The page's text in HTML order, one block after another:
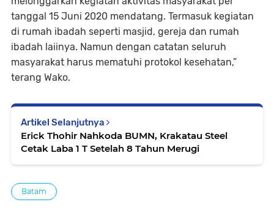
tanggal 15 Juni 2020 mendatang. Termasuk kegiatan
di rumah ibadah seperti masjid, gereja dan rumah
ibadah laiinya. Namun dengan catatan seluruh
masyarakat harus mematuhi protokol kesehatan,”
terang Wako.
Artikel Selanjutnya
Erick Thohir Nahkoda BUMN, Krakatau Steel
Cetak Laba 1 T Setelah 8 Tahun Merugi
Batam